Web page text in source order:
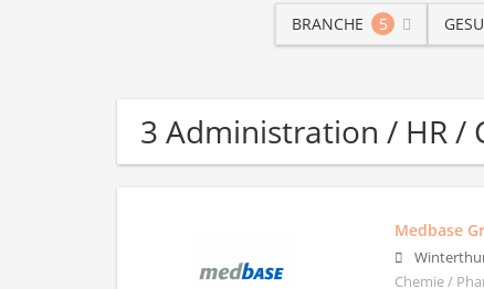
BRANCHE 5
3 Administration / HR /
Medbase
Chemie /